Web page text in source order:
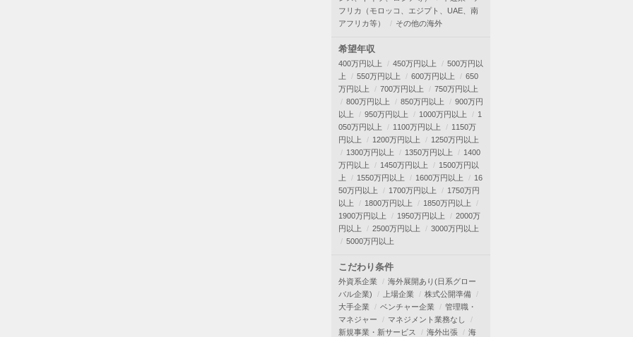
フリカ（モロッコ、エジプト、UAE、南
アフリカ等）
その他の海外
希望年収
400万円以上 450万円以上
500万円以
上
550万円以上 600万円以上
650
万円以上
700万円以上
750万円以上
800万円以上
850万円以上
900万円
以上
950万円以上 1000万円以上
1
050万円以上
1100万円以上
1150万
円以上
1200万円以上
1250万円以上
1300万円以上
1350万円以上
1400
万円以上
1450万円以上
1500万円以
上
1550万円以上 1600万円以上
16
50万円以上
1700万円以上
1750万円
以上
1800万円以上
1850万円以上
1900万円以上
1950万円以上
2000万
円以上
2500万円以上
3000万円以上
5000万円以上
こだわり条件
外資系企業
海外展開あり(日系グロー
バル企業)
上場企業
株式公開準備
大手企業
ベンチャー企業
管理職・
マネジャー
マネジメント業務なし
新規事業・新サービス
海外出張
海